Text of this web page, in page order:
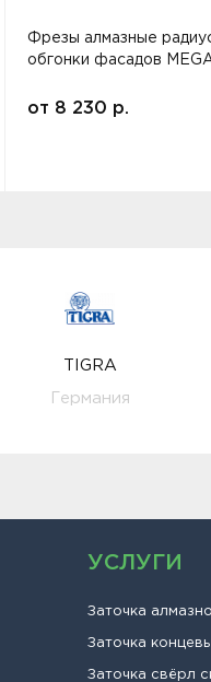
Фрезы алмазные
обгонки фасадов
от 8 230 р.
TIGRA
Германия
УСЛУГИ
Заточка
Заточка
Заточка свёрл